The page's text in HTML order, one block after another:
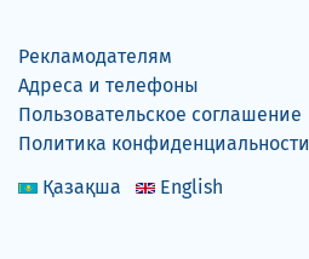
Рекламодателям
Адреса и телефоны
Пользовательское соглашение
Политика конфиденциальности
Қазақша
English